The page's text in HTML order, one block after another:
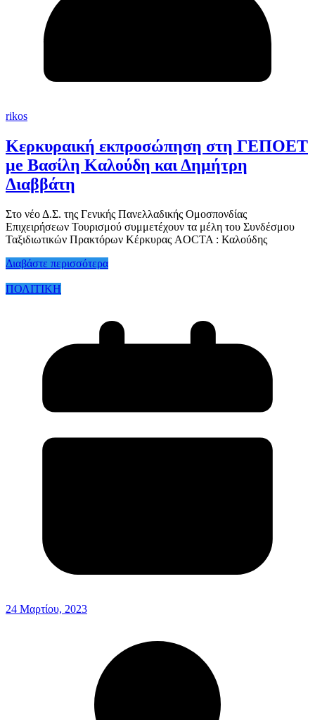
rikos
Κερκυραική εκπροσώπηση στη ΓΕΠΟΕΤ
μe Βασίλη Καλούδη και Δημήτρη
Διαββάτη
Στο νέο Δ.Σ. της Γενικής Πανελλαδικής Ομοσπονδίας
Επιχειρήσεων Τουρισμού συμμετέχουν τα μέλη του Συνδέσμου
Ταξιδιωτικών Πρακτόρων Κέρκυρας AOCTA : Καλούδης
Διαβάστε περισσότερα
ΠΟΛΙΤΙΚΗ
24 Μαρτίου, 2023